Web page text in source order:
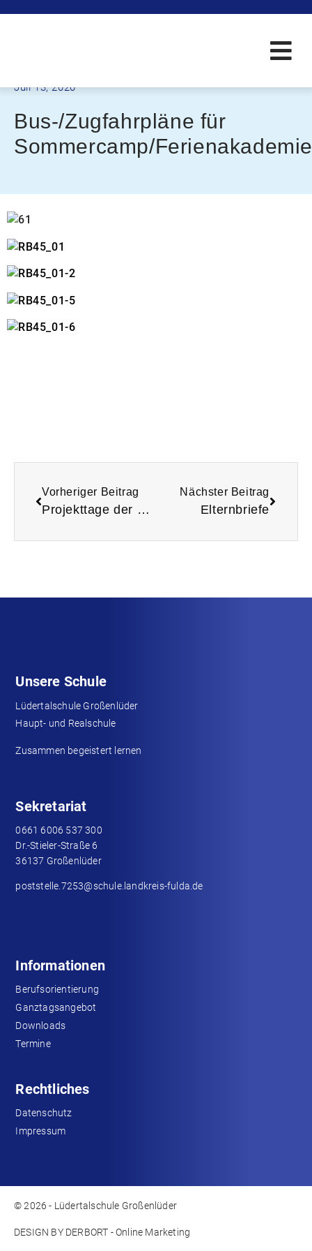
Juli 13, 2020
Bus-/Zugfahrpläne für
Sommercamp/
Vorheriger Beitrag
Projekttage der Lesescouts
Nächster Beitrag
Elternbriefe
Unsere Schule
Lüdertalschule Großenlüder
Haupt- und Realschule
Zusammen begeistert lernen
Sekretariat
0661 6006 537 300
Dr.-Stieler-Straße 6
36137 Großenlüder
poststelle.7253@schule.landkreis-fulda.de
Informationen
Berufsorientierung
Ganztagsangebot
Downloads
Termine
Rechtliches
Datenschutz
Impressum
© 2026 - Lüdertalschule Großenlüder
DESIGN BY DERBORT - Online Marketing